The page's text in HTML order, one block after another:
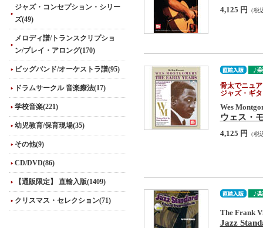
ジャズ・コンセプション・シリー
ズ(49)
メロディ譜/トランスクリプショ
ン/プレイ・アロング(170)
ビッグバンド/オーケストラ譜(95)
ドラムサークル 音楽療法(17)
学校音楽(221)
幼児教育/保育現場(35)
その他(9)
CD/DVD(86)
【通販限定】 直輸入版(1409)
クリスマス・セレクション(71)
4,125 円 （税
骨太でニュ
ジャズ・ギ
Wes
ウェス・
4,125 円 （税
The Frank
Jazz